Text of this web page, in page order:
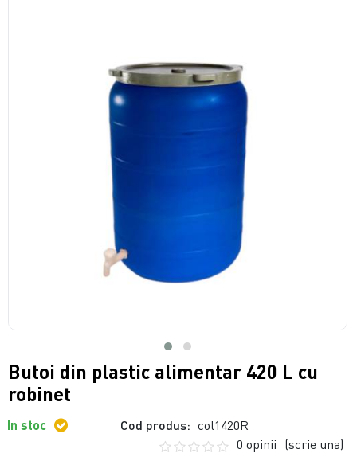
Butoi din plastic alimentar 420 L cu
robinet
In stoc Cod produs: col1420R
0 opinii (scrie una)